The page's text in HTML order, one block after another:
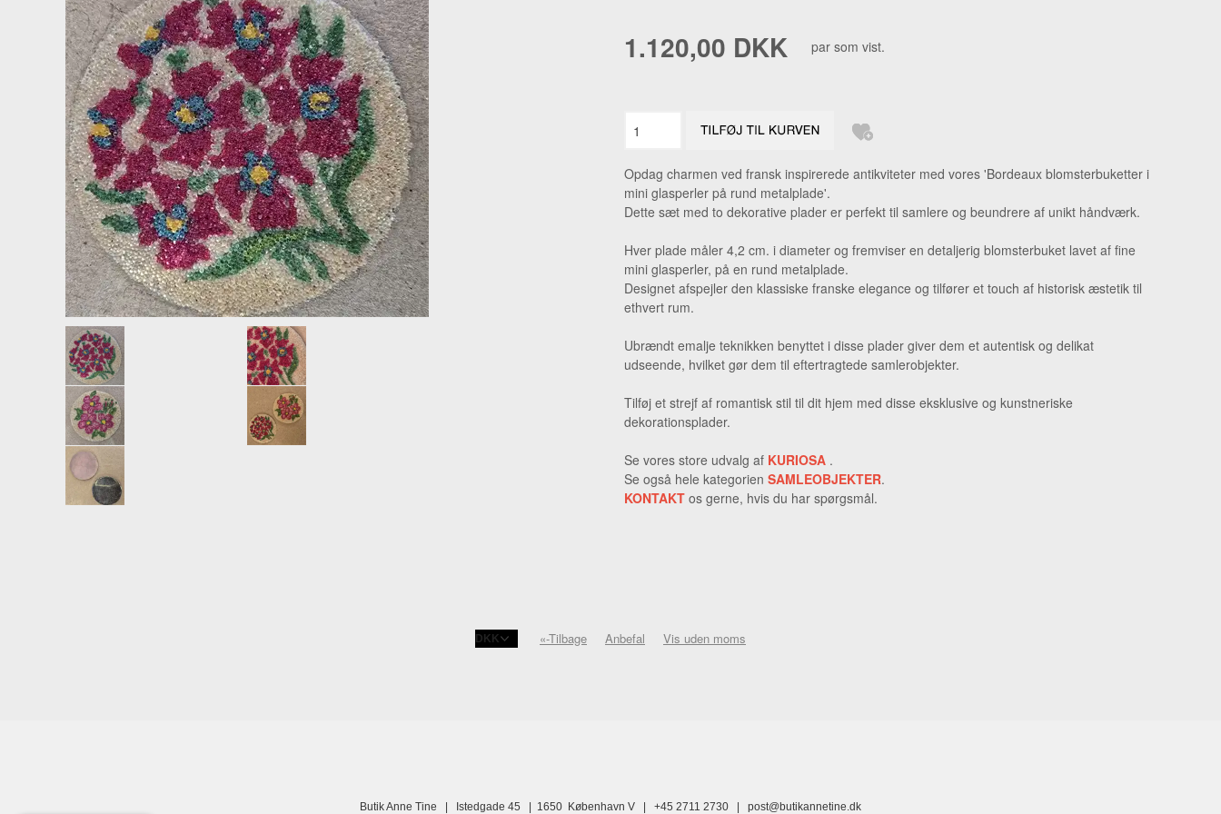
LAMPER
LITOGRAFIER, TRYK, PLAKATER + DIVERSE
LYSESTAGER
MALERIER - AKVARELLER
MØBLER
OPBEVARING - BAKKER
PORCELÆN - SERVICE
PUDER
SKULPTURER + FIGURER
SLUMRETÆPPER
ÆGGEBÆGER
LYSHOLDERE TIL JULETRÆET.
POSTKORT RETRO JUL, NYTÅR.
SPEJL, REFLEKTOR JULEKUGLER.
VAT, PAP, CHOKOLADE, STOF, METAL + ANDET JULEPYNT.
PÅSKEPYNT
RAV HALSKÆDE
ØRERINGE
1.120,00 DKK par som vist.
Opdag charmen ved fransk inspirerede antikviteter med vores 'Bordeaux blomsterbuketter i
mini glasperler på rund metalplade'.
Dette sæt med to dekorative plader er perfekt til samlere og beundrere af unikt håndværk.
Hver plade måler 4,2 cm. i diameter og fremviser en detaljerig blomsterbuket lavet af fine
mini glasperler, på en rund metalplade.
Designet afspejler den klassiske franske elegance og tilfører et touch af historisk æstetik til
ethvert rum.
Ubrændt emalje teknikken benyttet i disse plader giver dem et autentisk og delikat
udseende, hvilket gør dem til eftertragtede samlerobjekter.
Tilføj et strejf af romantisk stil til dit hjem med disse eksklusive og kunstneriske
dekorationsplader.
Se vores store udvalg af KURIOSA .
Se også hele kategorien SAMLEOBJEKTER.
KONTAKT os gerne, hvis du har spørgsmål.
«-Tilbage Anbefal Vis uden moms
Butik Anne Tine | Istedgade 45 | 1650 København V | +45 2711 2730 | post@butikannetine.dk